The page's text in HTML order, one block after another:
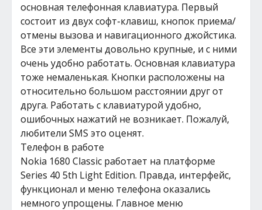
основная телефонная клавиатура. Первый
состоит из двух софт-клавиш, кнопок приема/
отмены вызова и навигационного джойстика.
Все эти элементы довольно крупные, и с ними
очень удобно работать. Основная клавиатура
тоже немаленькая. Кнопки расположены на
относительно большом расстоянии друг от
друга. Работать с клавиатурой удобно,
ошибочных нажатий не возникает. Пожалуй,
любители SMS это оценят.
Телефон в работе
Nokia 1680 Classic работает на платформе
Series 40 5th Light Edition. Правда, интерфейс,
функционал и меню телефона оказались
немного упрощены. Главное меню